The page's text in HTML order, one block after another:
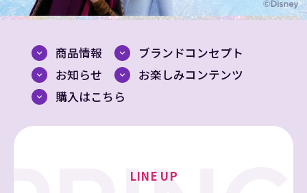
商品情報
ブランドコンセプト
お知らせ
お楽しみコンテンツ
購入はこちら
LINE UP